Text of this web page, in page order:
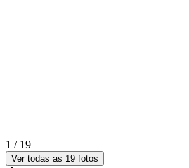
1 / 19
Ver todas as 19 fotos